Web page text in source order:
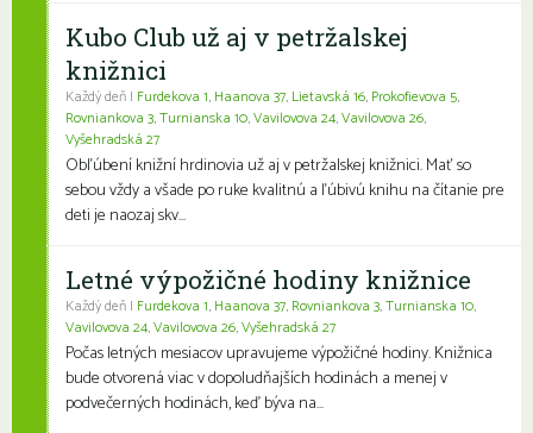
Kubo Club už aj v petržalskej
knižnici
Každý deň | Furdekova 1, Haanova 37, Lietavská 16, Prokofievova 5,
Rovniankova 3,Turnianska 10,Vavilovova 24,Vavilovova 26,
Vyšehradská 27
Obľúbení knižní hrdinovia už aj v petržalskej knižnici. Mať so
sebou vždy a všade po ruke kvalitnú a ľúbivú knihu na čítanie pre
deti je naozaj skv...
Letné výpožičné hodiny knižnice
Každý deň | Furdekova 1, Haanova 37, Rovniankova 3,Turnianska 10,
Vavilovova 24,Vavilovova 26,Vyšehradská 27
Počas letných mesiacov upravujeme výpožičné hodiny. Knižnica
bude otvorená viac v dopoludňajších hodinách a menej v
podvečerných hodinách, keď býva na...